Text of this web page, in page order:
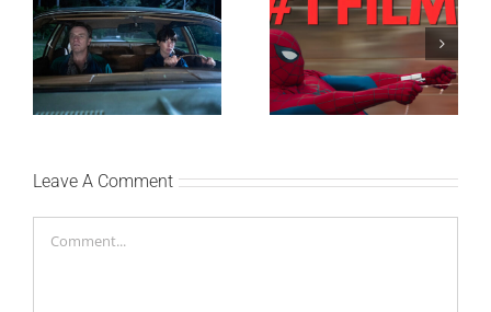
SF NIGHT: POSLEDNJI
DANI ULICE
HRASTOVA u Concept
Cinema i CineStar
bioskopima 12. avgusta
Najuspešnije otvaranje
studijskog filma u Srbiji:
Spajdermen: Novi dan
oborio rekord već prvog
vikenda
Leave A Comment